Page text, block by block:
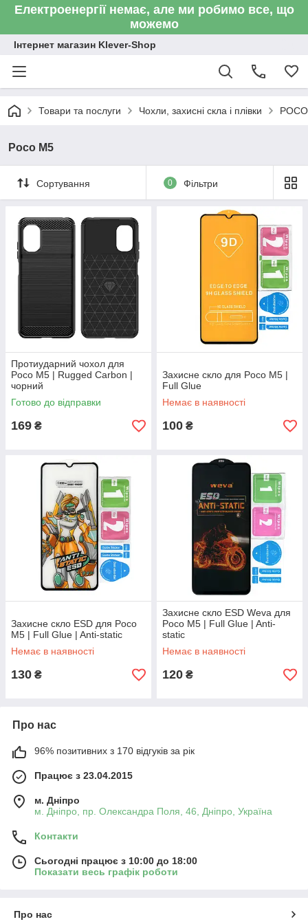
Електроенергії немає, але ми робимо все, що
можемо
Інтернет магазин Klever-Shop
Товари та послуги Чохли, захисні скла і плівки POCO
Poco M5
Сортування 0 Фільтри
Протиударний чохол для
Poco M5 | Rugged Carbon |
чорний
Готово до відправки
169 ₴
Захисне скло для Poco M5 |
Full Glue
Немає в наявності
100 ₴
Захисне скло ESD для Poco
M5 | Full Glue | Anti-static
Немає в наявності
130 ₴
Захисне скло ESD Weva для
Poco M5 | Full Glue | Anti-
static
Немає в наявності
120 ₴
Про нас
96% позитивних з 170 відгуків за рік
Працює з 23.04.2015
м. Дніпро
м. Дніпро, пр. Олександра Поля, 46, Дніпро, Україна
Контакти
Сьогодні працює з 10:00 до 18:00
Показати весь графік роботи
Про нас